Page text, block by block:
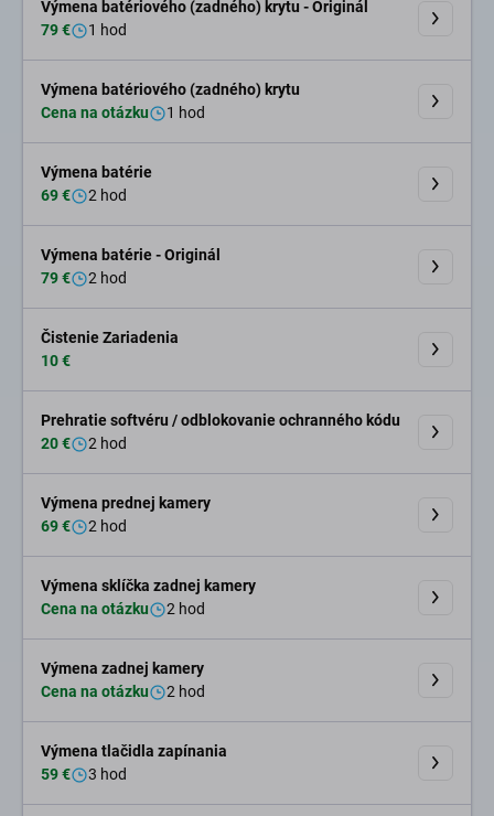
Výmena batériového (zadného) krytu - Originál
79 €
1 hod
Výmena batériového (zadného) krytu
Cena na otázku
1 hod
Výmena batérie
69 €
2 hod
Výmena batérie - Originál
79 €
2 hod
Čistenie Zariadenia
10 €
Prehratie softvéru / odblokovanie ochranného kódu
20 €
2 hod
Výmena prednej kamery
69 €
2 hod
Výmena sklíčka zadnej kamery
Cena na otázku
2 hod
Výmena zadnej kamery
Cena na otázku
2 hod
Výmena tlačidla zapínania
59 €
3 hod